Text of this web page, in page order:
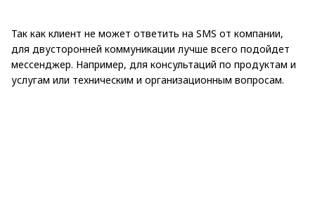
Так как клиент не может ответить на SMS от компании,
для двусторонней коммуникации лучше всего подойдет
мессенджер. Например, для консультаций по продуктам и
услугам или техническим и организационным вопросам.